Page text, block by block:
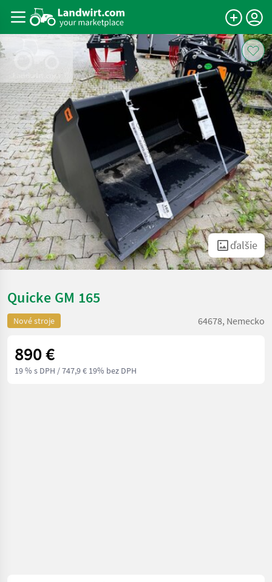
ďalšie
Quicke GM 165
Nové stroje 64678, Nemecko
890 €
19 % s DPH / 747,9 € 19% bez DPH